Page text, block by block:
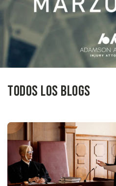
Todos los blogs